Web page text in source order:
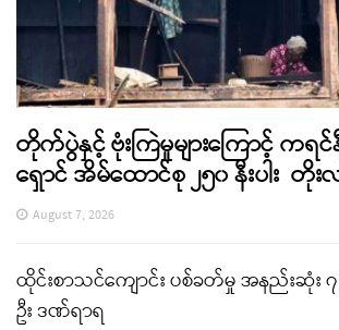
တိုက်ပွဲနှင့် ဗုံးကြဲမှုများကြောင့် ကရ
ရှောင် အိမ်ထောင်စု ၂၅၀ နီးပါး တိုး
August 7, 2026
ထိုင်းစာသင်ကျောင်း ပစ်ခတ်မှု အနည်းဆုံး ၇
ဦး ဒဏ်ရာရ